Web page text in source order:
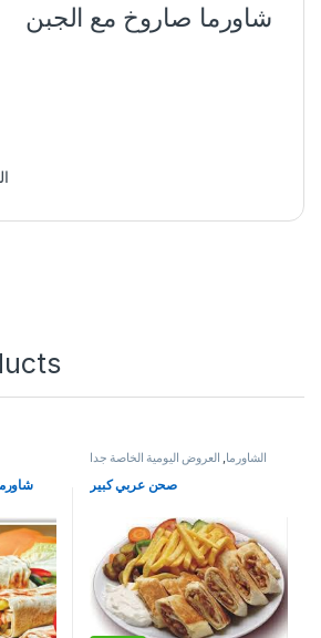
شاورما صاروخ مع الجبن
الشاورما العروض اليومية الخاصة جدا
صحن عربي كبير